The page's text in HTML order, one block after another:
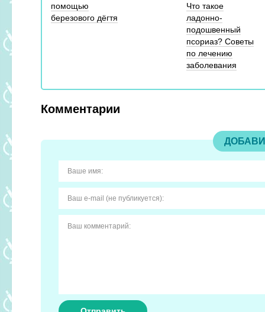
помощью
березового дёгтя
Что такое
ладонно-
подошвенный
псориаз? Советы
по лечению
заболевания
Комментарии